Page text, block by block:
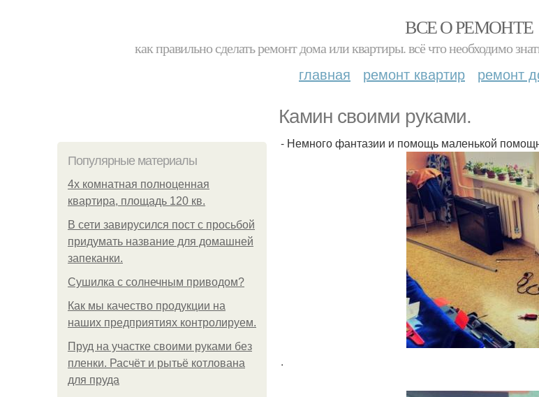
ВСЕ О РЕМОНТЕ
как правильно сделать ремонт дома или квартиры. всё что необходимо
главная ремонт квартир ремонт
Камин своими руками.
Популярные материалы
4x комнатная полноценная
квартира, площадь 120 кв.
В сети завирусился пост с просьбой
придумать название для домашней
запеканки.
Сушилка с солнечным приводом?
Как мы качество продукции на
наших предприятиях контролируем.
Пруд на участке своими руками без
пленки. Расчёт и рытьё котлована
для пруда
- Немного фантазии и помощь маленькой
.